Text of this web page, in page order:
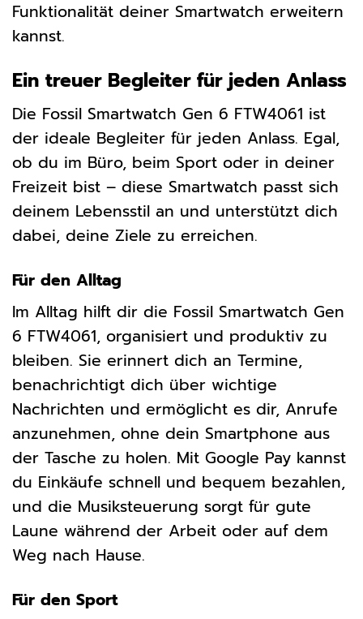
Funktionalität deiner Smartwatch erweitern
kannst.
Ein treuer Begleiter für jeden Anlass
Die Fossil Smartwatch Gen 6 FTW4061 ist
der ideale Begleiter für jeden Anlass. Egal,
ob du im Büro, beim Sport oder in deiner
Freizeit bist – diese Smartwatch passt sich
deinem Lebensstil an und unterstützt dich
dabei, deine Ziele zu erreichen.
Für den Alltag
Im Alltag hilft dir die Fossil Smartwatch Gen
6 FTW4061, organisiert und produktiv zu
bleiben. Sie erinnert dich an Termine,
benachrichtigt dich über wichtige
Nachrichten und ermöglicht es dir, Anrufe
anzunehmen, ohne dein Smartphone aus
der Tasche zu holen. Mit Google Pay kannst
du Einkäufe schnell und bequem bezahlen,
und die Musiksteuerung sorgt für gute
Laune während der Arbeit oder auf dem
Weg nach Hause.
Für den Sport